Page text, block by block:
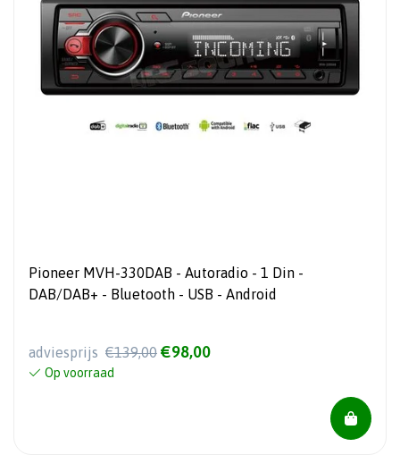
Pioneer MVH-330DAB - Autoradio - 1 Din -
DAB/DAB+ - Bluetooth - USB - Android
adviesprijs €139,00 €98,00
Op voorraad